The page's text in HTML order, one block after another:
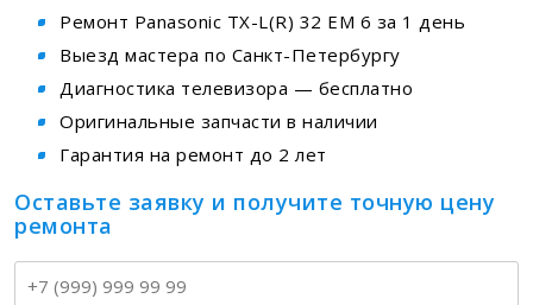
Ремонт Panasonic TX-L(R) 32 EM 6 за 1 день
Выезд мастера по Санкт-Петербургу
Диагностика телевизора — бесплатно
Оригинальные запчасти в наличии
Гарантия на ремонт до 2 лет
Оставьте заявку и получите точную цену
ремонта